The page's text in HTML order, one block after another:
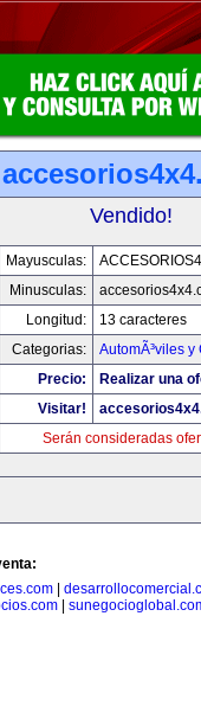
Vendido!
Mayusculas:
Minusculas:
Longitud:
13 caracteres
Categorias:
AutomÃ³viles y
Precio:
Realizar una
Visitar!
Serán consideradas
|